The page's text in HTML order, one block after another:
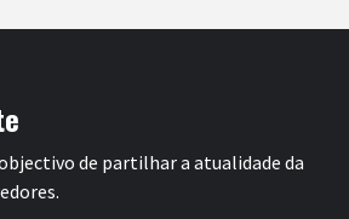
de partilhar a atualidade da